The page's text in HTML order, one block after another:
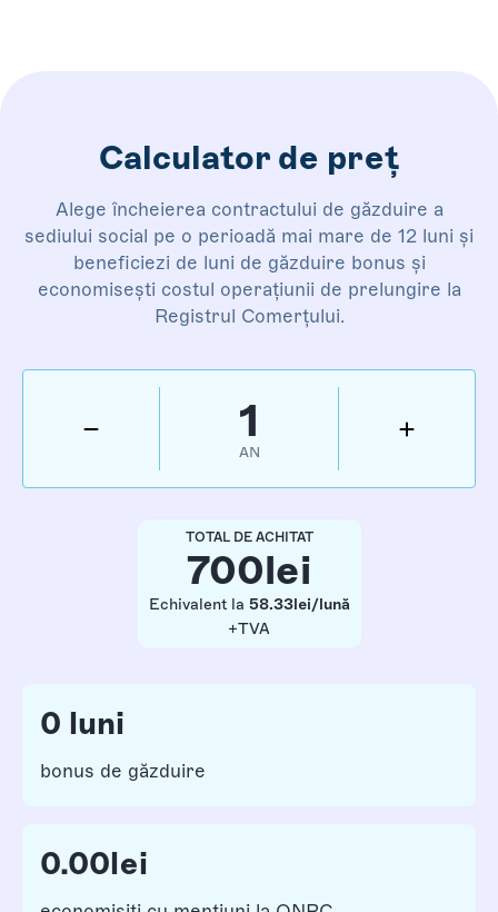
Calculator de preț
Alege încheierea contractului de găzduire a
sediului social pe o perioadă mai mare de 12 luni și
beneficiezi de luni de găzduire bonus și
economisești costul operațiunii de prelungire la
Registrul Comerțului.
1
AN
TOTAL DE ACHITAT
700lei
Echivalent la 58.33lei/lună
+TVA
0 luni
bonus de găzduire
0.00lei